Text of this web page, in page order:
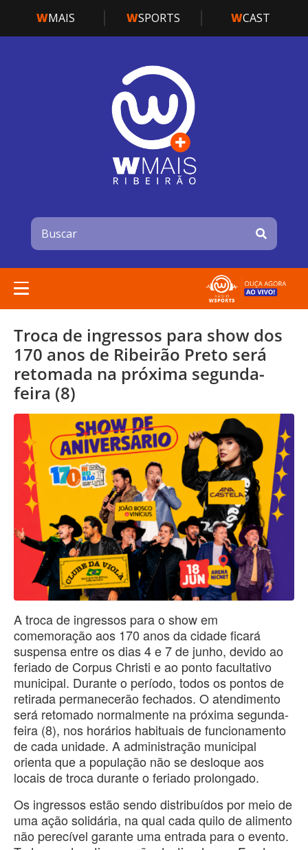
WMAIS WSPORTS WCAST
Troca de ingressos para show dos
170 anos de Ribeirão Preto será
retomada na próxima segunda-
feira (8)
A troca de ingressos para o show em
comemoração aos 170 anos da cidade ficará
suspensa entre os dias 4 e 7 de junho, devido ao
feriado de Corpus Christi e ao ponto facultativo
municipal. Durante o período, todos os pontos de
retirada permanecerão fechados. O atendimento
será retomado normalmente na próxima segunda-
feira (8), nos horários habituais de funcionamento
de cada unidade. A administração municipal
orienta que a população não se desloque aos
locais de troca durante o feriado prolongado.
Os ingressos estão sendo distribuídos por meio de
uma ação solidária, na qual cada quilo de alimento
não perecível garante uma entrada para o evento.